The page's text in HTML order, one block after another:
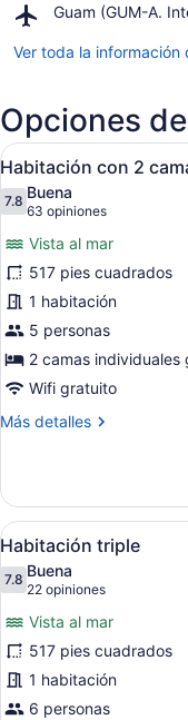
Hotel
Guam
comercial
Galleria
Guam (GUM-A.
Airport,
(GUM-
A.B.
Won
Ver toda la información
Opciones
Abrir
todas
las
fotos
de
Habitación
con
2
camas
individuales
12
Habitación con 2
7.87.8 de 10
Buena
63 opiniones
(63
opiniones)
Vista al mar
517 pies cuadrados
1 habitación
5 personas
2 camas individuales
Wifi gratuito
Más detalles
Más
con
camas
individuales
Abrir
todas
las
fotos
de
Habitación
triple
13
Habitación triple
7.87.8 de 10
Buena
22 opiniones
(22
opiniones)
Vista al mar
517 pies cuadrados
1 habitación
6 personas